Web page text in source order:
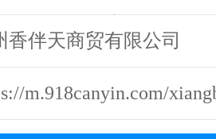
香伴天商贸有限公司
m.918canyin.com/